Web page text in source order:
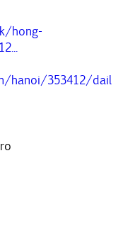
hong-
hanoi/353412/dail